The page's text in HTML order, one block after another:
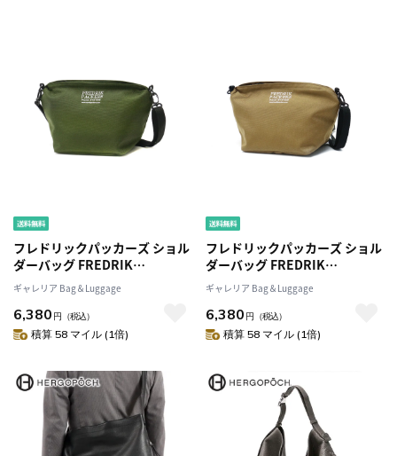
フレドリックパッカーズ ショル
ダーバッグ FREDRIK
PACKERS ショルダー FAM
SHOULDER 斜めがけ 小さめ コ
ンパクト Mサイズ 2.5L 日本製
シンプル メンズ レディース
ギャレリア Bag＆Luggage
6,380 円 （税込）
積算 58 マイル (1倍)
フレドリックパッカーズ ショル
ダーバッグ FREDRIK
PACKERS ショルダー FAM
SHOULDER 斜めがけ 小さめ コ
ンパクト Mサイズ 2.5L 日本製
シンプル メンズ レディース
ギャレリア Bag＆Luggage
6,380 円 （税込）
積算 58 マイル (1倍)